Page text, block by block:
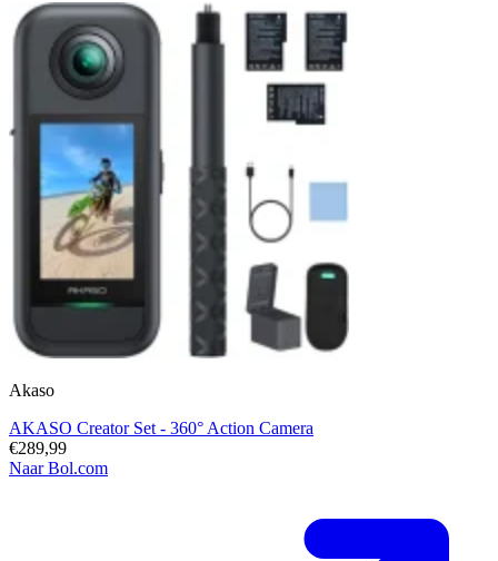
Akaso
AKASO Creator Set - 360° Action Camera
€289,99
Naar Bol.com